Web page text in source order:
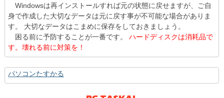
Windowsは再インストールすれば元の状態に戻せますが、ご自
身で作成した大切なデータは元に戻す事が不可能な場合がありま
す。 大切なデータはこまめに保存をしておきましょう。
困る前に予防することが一番です。 ハードディスクは消耗品で
す。壊れる前に対策を！
パソコンたすかる